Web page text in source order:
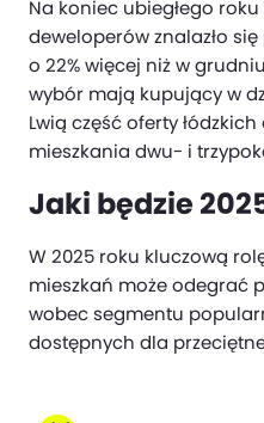
Na koniec ubiegłego
deweloperów znalazło
o 22% więcej niż w
wybór mają kupujący w
Lwią część oferty
mieszkania dwu- i
Jaki będzie
W 2025 roku kluczową
mieszkań może odegrać
wobec segmentu
dostępnych dla